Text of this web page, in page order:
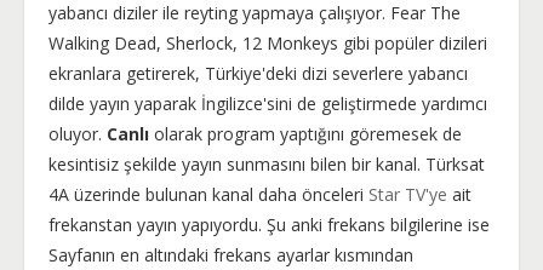
yabancı diziler ile reyting yapmaya çalışıyor. Fear The
Walking Dead, Sherlock, 12 Monkeys gibi popüler dizileri
ekranlara getirerek, Türkiye'deki dizi severlere yabancı
dilde yayın yaparak İngilizce'sini de geliştirmede yardımcı
oluyor. Canlı olarak program yaptığını göremesek de
kesintisiz şekilde yayın sunmasını bilen bir kanal. Türksat
4A üzerinde bulunan kanal daha önceleri Star TV'ye ait
frekanstan yayın yapıyordu. Şu anki frekans bilgilerine ise
Sayfanın en altındaki frekans ayarlar kısmından